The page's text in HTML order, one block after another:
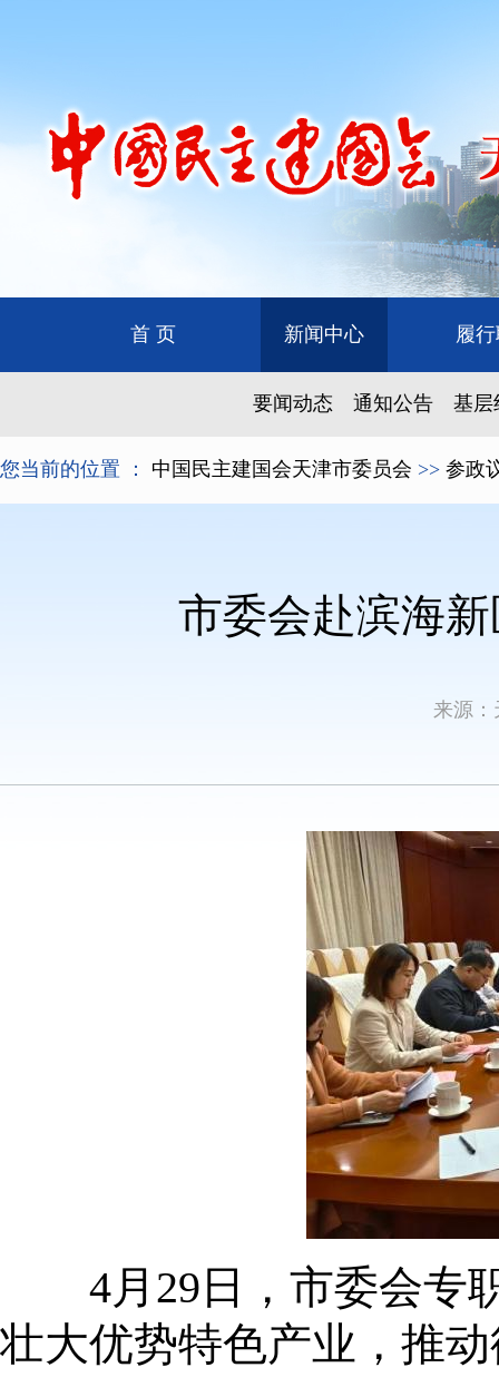
首 页 新闻中心 履
要闻动态 通知公告 基层
您当前的位置 ： 中国民主建国会天津市委员会 >> 参政
市委会赴滨海
来源
4月29日，市委会专职
壮大优势特色产业，推